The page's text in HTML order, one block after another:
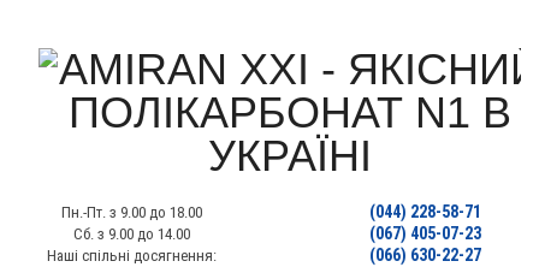
Пн.-Пт. з 9.00 до 18.00
Сб. з 9.00 до 14.00
Наші спільні досягнення:
(044) 228-58-71
(067) 405-07-23
(066) 630-22-27